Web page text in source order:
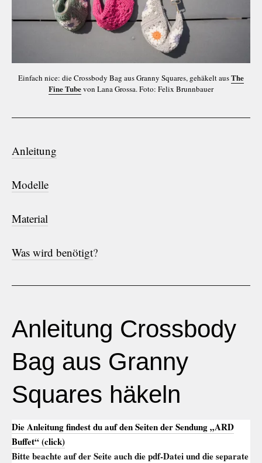
Einfach nice: die Crossbody Bag aus Granny Squares, gehäkelt ausThe
Fine Tubevon Lana Grossa. Foto: Felix Brunnbauer
Anleitung
Modelle
Material
Was wird benötigt?
Anleitung Crossbody
Bag aus Granny
Squares häkeln
Die Anleitung findest du auf den Seiten der Sendung „ARD
Buffet“ (click)
Bitte beachte auf der Seite auch die pdf-Datei und die separate